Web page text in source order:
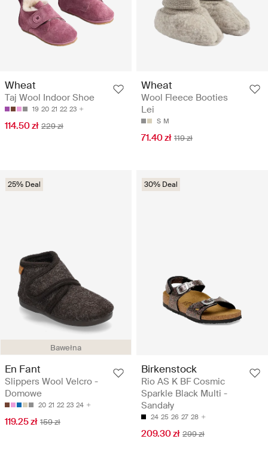
Wheat
Taj Wool Indoor Shoe
19 20 21 22 23
114.50 zł 229 zł
Wheat
Wool Fleece Booties
Lei
S M
71.40 zł 119 zł
Bawełna
25% Deal
En Fant
Slippers Wool Velcro -
Domowe
20 21 22 23 24
119.25 zł 159 zł
30% Deal
Birkenstock
Rio AS K BF Cosmic
Sparkle Black Multi -
Sandały
24 25 26 27 28
209.30 zł 299 zł